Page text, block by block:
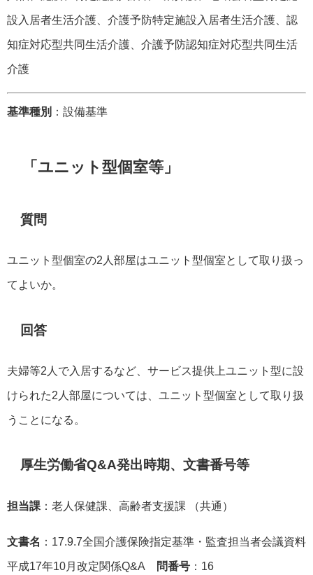
設入居者生活介護、介護予防特定施設入居者生活介護、認
知症対応型共同生活介護、介護予防認知症対応型共同生活
介護
基準種別 ：設備基準
「ユニット型個室等」
質問
ユニット型個室の2人部屋はユニット型個室として取り扱っ
てよいか。
回答
夫婦等2人で入居するなど、サービス提供上ユニット型に設
けられた2人部屋については、ユニット型個室として取り扱
うことになる。
厚生労働省Q&A発出時期、文書番号等
担当課 ：老人保健課、高齢者支援課 （共通）
文書名 ：17.9.7全国介護保険指定基準・監査担当者会議資料
平成17年10月改定関係Q&A 問番号 ：16